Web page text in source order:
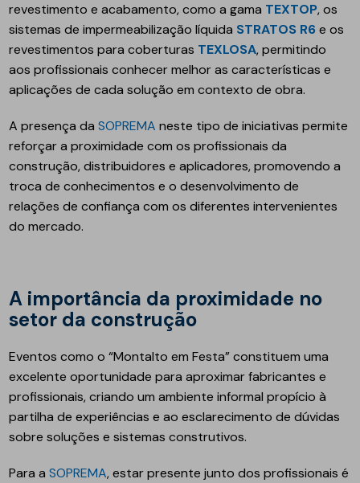
revestimento e acabamento, como a gama TEXTOP, os
sistemas de impermeabilização líquida STRATOS R6e os
revestimentos para coberturas TEXLOSA, permitindo
aos profissionais conhecer melhor as características e
aplicações de cada solução em contexto de obra.
A presença daSOPREMA neste tipo de iniciativas permite
reforçar a proximidade com os profissionais da
construção, distribuidores e aplicadores, promovendo a
troca de conhecimentos e o desenvolvimento de
relações de confiança com os diferentes intervenientes
do mercado.
A importância da proximidade no
setor da construção
Eventos como o “Montalto em Festa” constituem uma
excelente oportunidade para aproximar fabricantes e
profissionais, criando um ambiente informal propício à
partilha de experiências e ao esclarecimento de dúvidas
sobre soluções e sistemas construtivos.
Para aSOPREMA, estar presente junto dos profissionais é